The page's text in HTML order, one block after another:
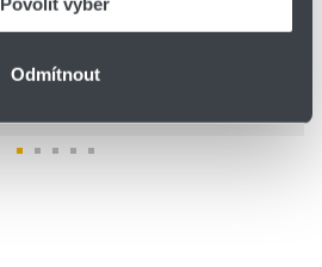
Odmítnout